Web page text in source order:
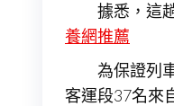
據悉，這
養網推薦
為保證列
客運段37名來